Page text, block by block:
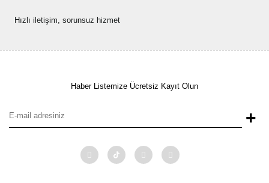
Hızlı iletişim, sorunsuz hizmet
Haber Listemize Ücretsiz Kayıt Olun
+